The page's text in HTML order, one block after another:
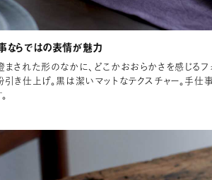
ならではの表情が魅力
まされた形のなかに、どこかおおらかさを感じる
引き仕上げ。黒は潔いマットなテクスチャー。手